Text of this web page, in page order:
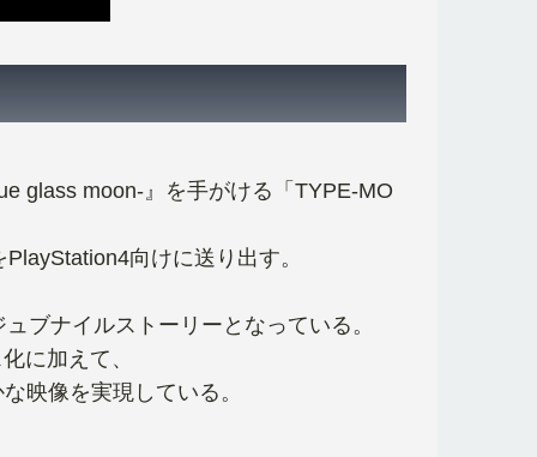
glass moon-』を手がける「TYPE-MO
向けに送り出す。
ブナイルストーリーとなっている。
に加えて、
映像を実現している。